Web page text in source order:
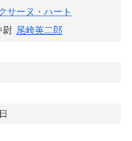
サーヌ・ハート
尉 尾崎英二郎